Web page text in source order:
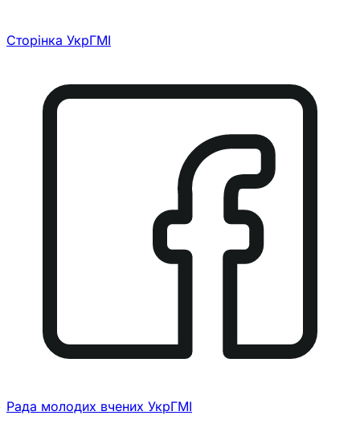
Сторінка УкрГМІ
Рада молодих вчених УкрГМІ